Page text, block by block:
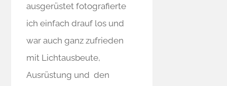
ausgerüstet fotografierte
ich einfach drauf los und
war auch ganz zufrieden
mit Lichtausbeute,
Ausrüstung und den